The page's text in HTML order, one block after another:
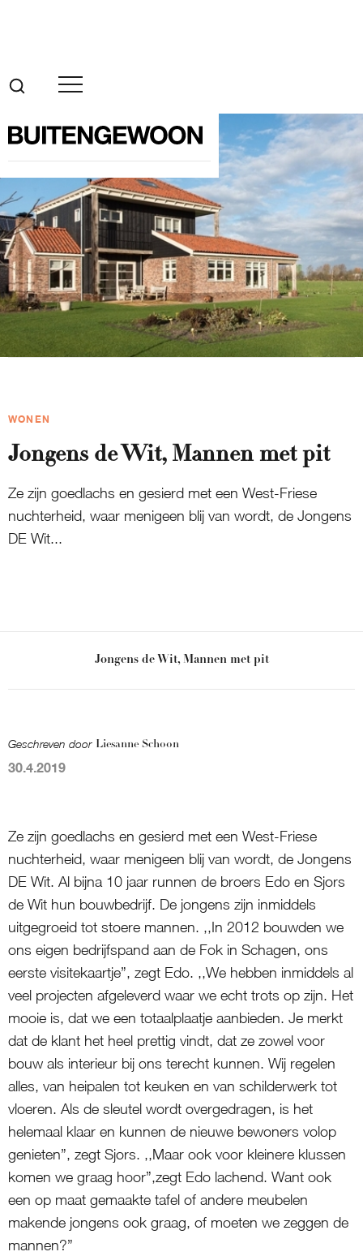
WONEN
Jongens de Wit, Mannen met pit
Ze zijn goedlachs en gesierd met een West-Friese
nuchterheid, waar menigeen blij van wordt, de Jongens
DE Wit...
Jongens de Wit, Mannen met pit
Geschreven door Liesanne Schoon
30.4.2019
Ze zijn goedlachs en gesierd met een West-Friese
nuchterheid, waar menigeen blij van wordt, de Jongens
DE Wit. Al bijna 10 jaar runnen de broers Edo en Sjors
de Wit hun bouwbedrijf. De jongens zijn inmiddels
uitgegroeid tot stoere mannen. ,,In 2012 bouwden we
ons eigen bedrijfspand aan de Fok in Schagen, ons
eerste visitekaartje”, zegt Edo. ,,We hebben inmiddels al
veel projecten afgeleverd waar we echt trots op zijn. Het
mooie is, dat we een totaalplaatje aanbieden. Je merkt
dat de klant het heel prettig vindt, dat ze zowel voor
bouw als interieur bij ons terecht kunnen. Wij regelen
alles, van heipalen tot keuken en van schilderwerk tot
vloeren. Als de sleutel wordt overgedragen, is het
helemaal klaar en kunnen de nieuwe bewoners volop
genieten”, zegt Sjors. ,,Maar ook voor kleinere klussen
komen we graag hoor”,zegt Edo lachend. Want ook
een op maat gemaakte tafel of andere meubelen
makende jongens ook graag, of moeten we zeggen de
mannen?”